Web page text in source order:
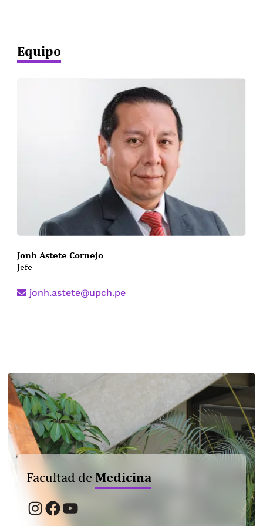
Equipo
Jonh Astete Cornejo
Jefe
jonh.astete@upch.pe
Facultad de Medicina
Instagram
Facebook
YouTube